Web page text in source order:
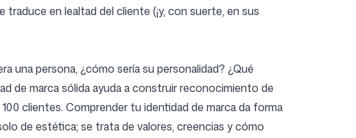
en lealtad del cliente (¡y, con suerte, en sus
una persona, ¿cómo sería su personalidad? ¿Qué
de marca sólida ayuda a construir reconocimiento de
clientes. Comprender tu identidad de marca da forma
de estética; se trata de valores, creencias y cómo